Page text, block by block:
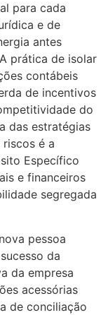
para cada
e de
antes
prática de isolar
contábeis
de incentivos
do
das estratégias
é a
Específico
e financeiros
segregada
pessoa
da
da empresa
acessórias
de conciliação